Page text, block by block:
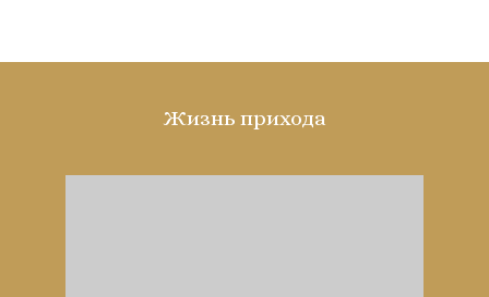
Жизнь прихода